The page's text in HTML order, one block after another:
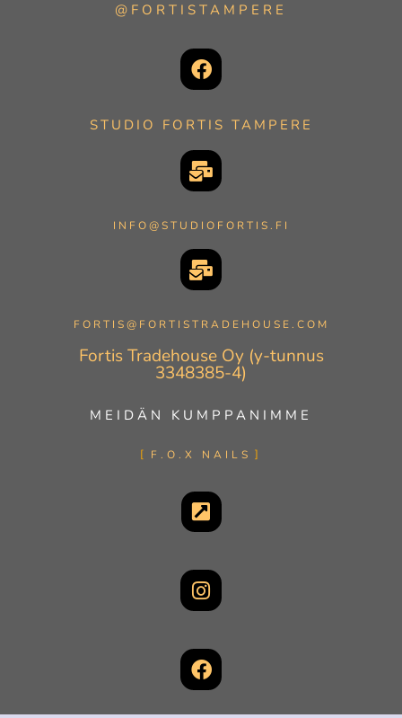
@FORTISTAMPERE
STUDIO FORTIS TAMPERE
INFO@STUDIOFORTIS.FI
FORTIS@FORTISTRADEHOUSE.COM
Fortis Tradehouse Oy (y-tunnus
3348385-4)
MEIDÄN KUMPPANIMME
F.O.X NAILS